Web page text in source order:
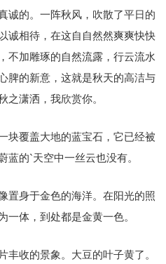
诚的。一阵秋风，吹散了平日的
诚相待，在这自自然然爽爽快快
不加雕琢的自然流露，行云流水
脾的新意，这就是秋天的高洁与
之潇洒，我欣赏你。
块覆盖大地的蓝宝石，它已经被
蓝的`天空中一丝云也没有。
置身于金色的海洋。在阳光的照
一体，到处都是金黄一色。
丰收的景象。大豆的叶子黄了。